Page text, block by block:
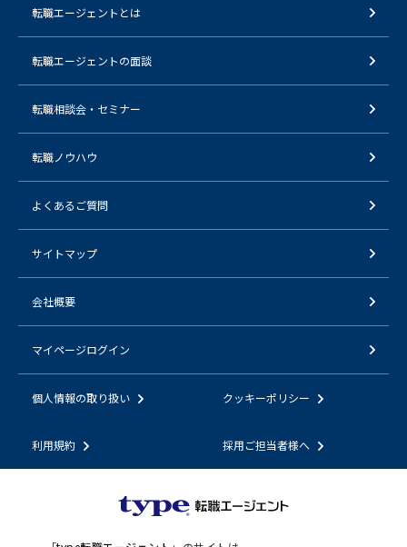
転職エージェントとは
転職エージェントの面談
転職相談会・セミナー
転職ノウハウ
よくあるご質問
サイトマップ
会社概要
マイページログイン
個人情報の取り扱い クッキーポリシー
利用規約 採用ご担当者様へ